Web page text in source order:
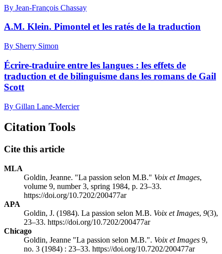
By Jean-François Chassay
A.M. Klein. Pimontel et les ratés de la traduction
By Sherry Simon
Écrire-traduire entre les langues : les effets de
traduction et de bilinguisme dans les romans de Gail
Scott
By Gillan Lane-Mercier
Citation Tools
Cite this article
MLA
Goldin, Jeanne. "La passion selon M.B." Voix et Images,
volume 9, number 3, spring 1984, p. 23–33.
https://doi.org/10.7202/200477ar
APA
Goldin, J. (1984). La passion selon M.B. Voix et Images, 9(3),
23–33. https://doi.org/10.7202/200477ar
Chicago
Goldin, Jeanne "La passion selon M.B.". Voix et Images 9,
no. 3 (1984) : 23–33. https://doi.org/10.7202/200477ar